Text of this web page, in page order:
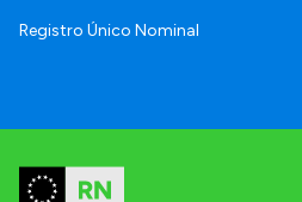
Registro Único Nominal